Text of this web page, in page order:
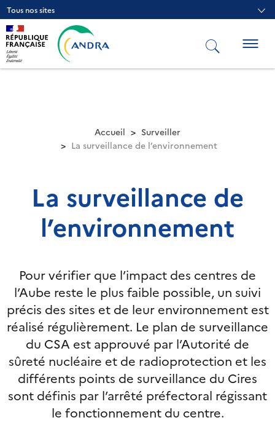
Aller
au
contenu
principal
Tous nos sites
Accueil
Surveiller
La surveillance de l’environnement
La surveillance de
l’environnement
Pour vérifier que l’impact des centres de
l’Aube reste le plus faible possible, un suivi
précis des sites et de leur environnement est
réalisé régulièrement. Le plan de surveillance
du CSA est approuvé par l’Autorité de
sûreté nucléaire et de radioprotection et les
différents points de surveillance du Cires
sont définis par l’arrêté préfectoral régissant
le fonctionnement du centre.